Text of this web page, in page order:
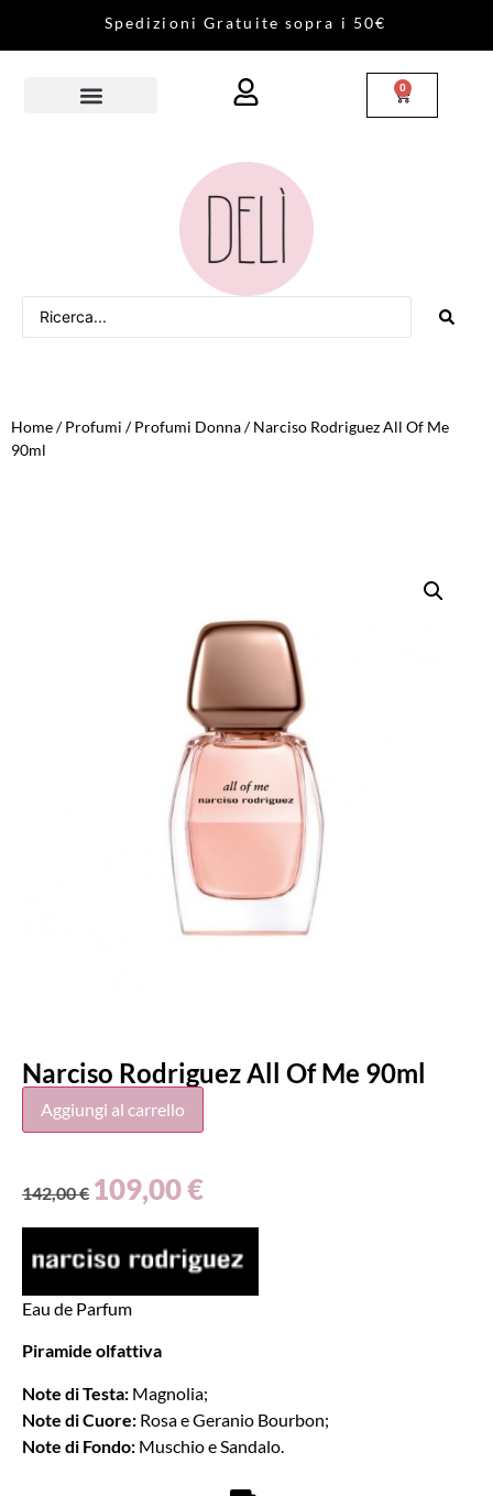
Sped izi on i Gratu ite sopra i 50€
0
Home/Profumi /Profumi Donna/ Narciso Rodriguez All Of Me
90ml
Narciso Rodriguez All Of Me 90ml
Aggiungi al carrello
142,00€ 109,00€
Eau de Parfum
Piramide olfattiva
Note di Testa: Magnolia;
Note di Cuore: Rosa e Geranio Bourbon;
Note di Fondo: Muschio e Sandalo.